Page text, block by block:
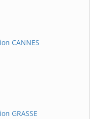
CANNES
GRASSE